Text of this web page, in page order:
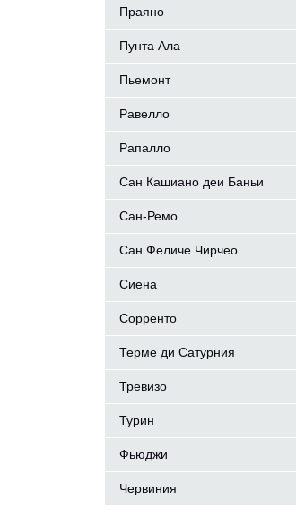
Праяно
Пунта Ала
Пьемонт
Равелло
Рапалло
Сан Кашиано деи Баньи
Сан-Ремо
Сан Феличе Чирчео
Сиена
Сорренто
Терме ди Сатурния
Тревизо
Турин
Фьюджи
Червиния